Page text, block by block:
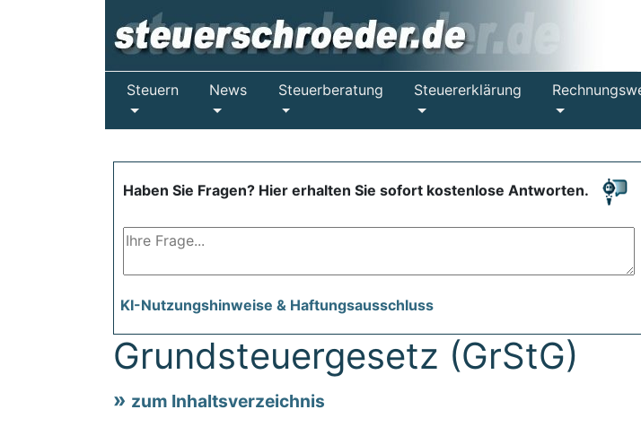
Steuern News Steuerberatung Steuererklärung
Haben Sie Fragen? Hier erhalten Sie sofort kostenlose Antworten.
KI-Nutzungshinweise & Haftungsausschluss
Grundsteuergesetz (GrStG)
zum Inhaltsverzeichnis